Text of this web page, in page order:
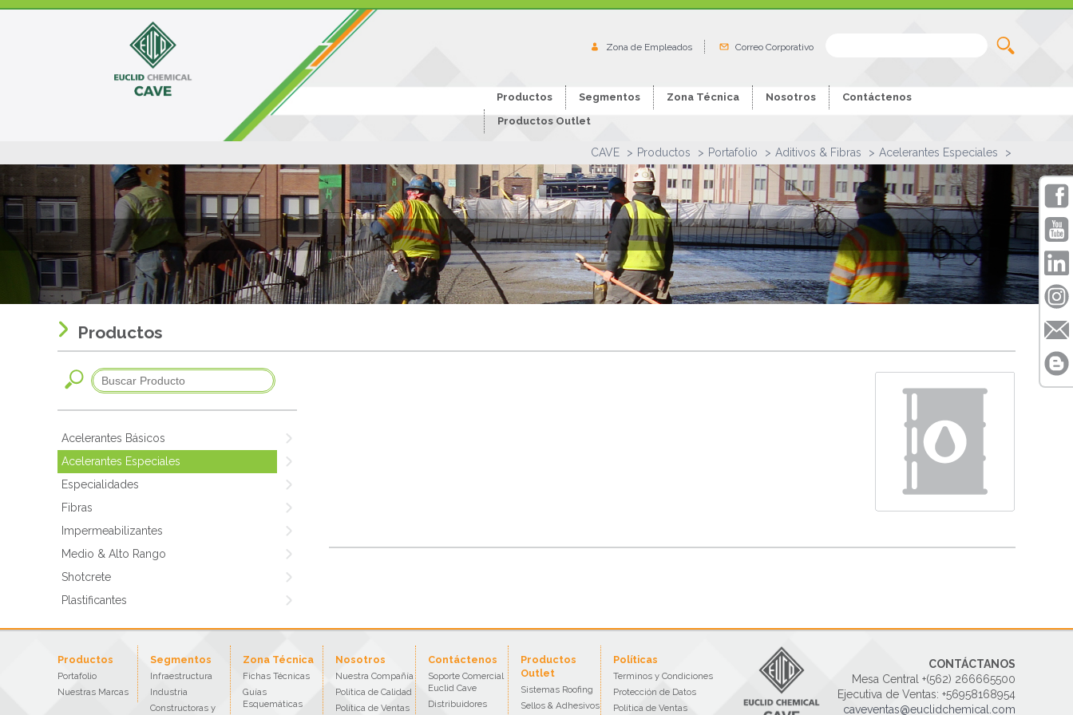
Zona de Empleados Correo Corporativo
Productos Segmentos Zona Técnica Nosotros
Contáctenos
Productos Outlet
CAVE Productos Portafolio Aditivos & Fibras Acelerantes Especiales
Productos
Acelerantes Básicos
Acelerantes Especiales
Especialidades
Fibras
Impermeabilizantes
Medio & Alto Rango
Shotcrete
Plastificantes
CONTÁCTANOS
Mesa Central +(562) 266665500
Ejecutiva de Ventas: +56958168954
caveventas@euclidchemical.com
Productos
Portafolio
Nuestras Marcas
Segmentos
Infraestructura
Industria
Constructoras y
Zona Técnica
Fichas Técnicas
Guías
Esquemáticas
Nosotros
Nuestra Compañía
Política de Calidad
Política de Ventas
Contáctenos
Soporte Comercial
Euclid Cave
Distribuidores
Productos
Outlet
Sistemas Roofing
Sellos & Adhesivos
Políticas
Terminos y Condiciones
Protección de Datos
Política de Ventas